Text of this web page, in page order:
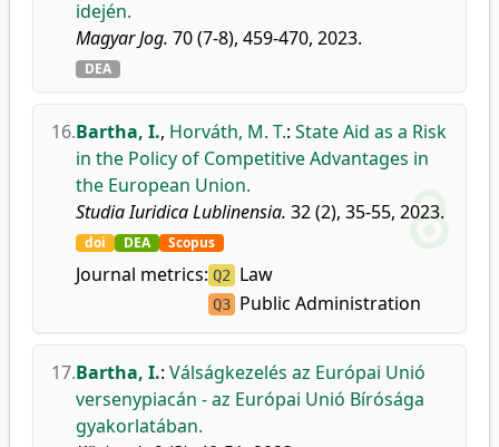
idején.
Magyar Jog. 70 (7-8), 459-470, 2023.
DEA
16.Bartha, I., Horváth, M. T.: State Aid as a Risk
in the Policy of Competitive Advantages in
the European Union.
Studia Iuridica Lublinensia. 32 (2), 35-55, 2023.
doi DEA Scopus
Journal metrics: Q2 Law
Q3 Public Administration
17.Bartha, I.: Válságkezelés az Európai Unió
versenypiacán - az Európai Unió Bírósága
gyakorlatában.